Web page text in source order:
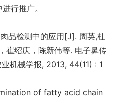
行推广。
检测中的应用[J]. 周英,杜
崔绍庆，陈新伟等. 电子鼻传
机械学报, 2013, 44(11) : 1
of fatty acid chain